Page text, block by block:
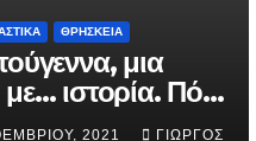
ΘΡΗΣΚΕΙΑ
μια
ιστορία. Πότε
ο Ιησούς
2021 ΓΙΏΡΓΟΣ